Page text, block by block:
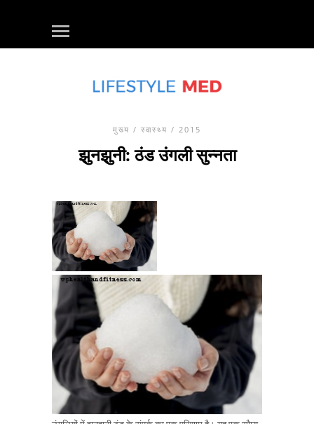
मुख्य / स्वास्थ्य / 2015
झुनझुनी: ठंड उंगली सुन्नता